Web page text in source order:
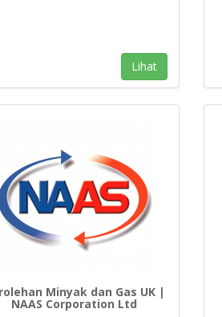
Lihat
Minyak dan Gas UK |
NAAS Corporation Ltd